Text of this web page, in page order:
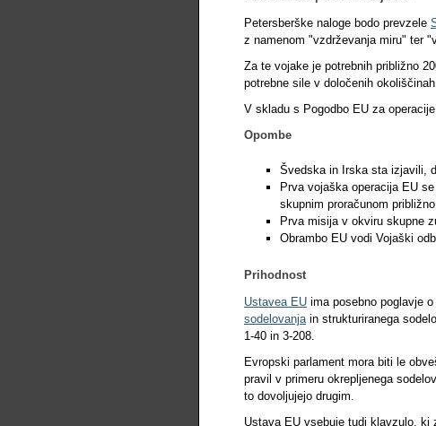
Petersberške naloge bodo prevzele
z namenom "vzdrževanja miru" ter
Za te vojake je potrebnih približno
potrebne sile v določenih
V skladu s Pogodbo EU za
Opombe
Švedska in Irska sta izjavili,
Prva vojaška operacija EU
skupnim proračunom
Prva misija v okviru skupne
Obrambo EU vodi Vojaški
Prihodnost
Ustavea EU ima posebno poglavje
sodelovanja in strukturiranega
1-40 in 3-208.
Evropski parlament mora biti le
pravil v primeru okrepljenega
to dovoljujejo drugim.
Ustava EU vsebuje tudi klavzulo,